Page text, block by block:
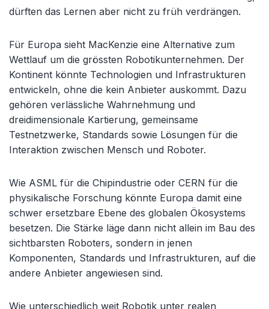
dürften das Lernen aber nicht zu früh verdrängen.
Für Europa sieht MacKenzie eine Alternative zum
Wettlauf um die grössten Robotikunternehmen. Der
Kontinent könnte Technologien und Infrastrukturen
entwickeln, ohne die kein Anbieter auskommt. Dazu
gehören verlässliche Wahrnehmung und
dreidimensionale Kartierung, gemeinsame
Testnetzwerke, Standards sowie Lösungen für die
Interaktion zwischen Mensch und Roboter.
Wie ASML für die Chipindustrie oder CERN für die
physikalische Forschung könnte Europa damit eine
schwer ersetzbare Ebene des globalen Ökosystems
besetzen. Die Stärke läge dann nicht allein im Bau des
sichtbarsten Roboters, sondern in jenen
Komponenten, Standards und Infrastrukturen, auf die
andere Anbieter angewiesen sind.
Wie unterschiedlich weit Robotik unter realen